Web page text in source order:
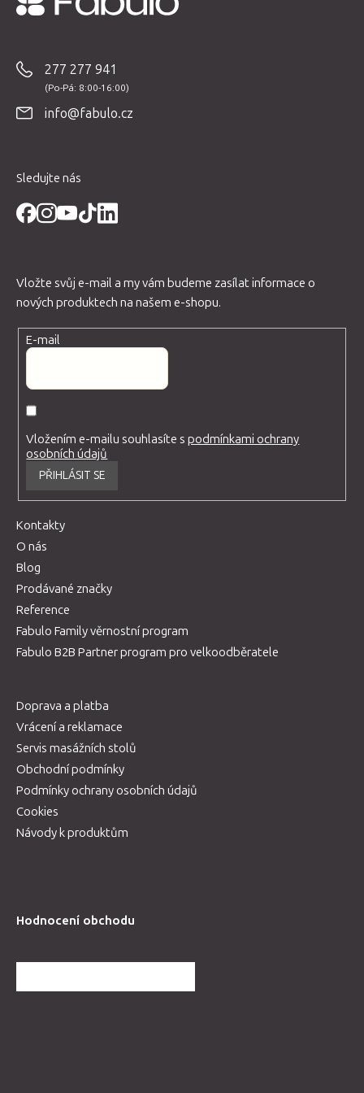
277 277 941
info@fabulo.cz
Sledujte nás
Vložte svůj e-mail a my vám budeme zasílat informace o
nových produktech na našem e-shopu.
E-mail
Vložením e-mailu souhlasíte spodmínkami ochrany
osobních údajů
PŘIHLÁSIT SE
Kontakty
O nás
Blog
Prodávané značky
Reference
Fabulo Family věrnostní program
Fabulo B2B Partner program pro velkoodběratele
Doprava a platba
Vrácení a reklamace
Servis masážních stolů
Obchodní podmínky
Podmínky ochrany osobních údajů
Cookies
Návody k produktům
Hodnocení obchodu